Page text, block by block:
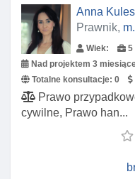
Anna
Prawnik,
Wiek:
5
Nad projektem 3
Totalne konsultacje: 0
Prawo
cywilne, Prawo han...